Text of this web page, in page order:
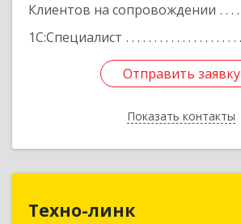
Клиентов на сопровождении
1С:Специалист
Отправить заявку
Показать контакты
Отправить заявку
Назад
Техно-линк